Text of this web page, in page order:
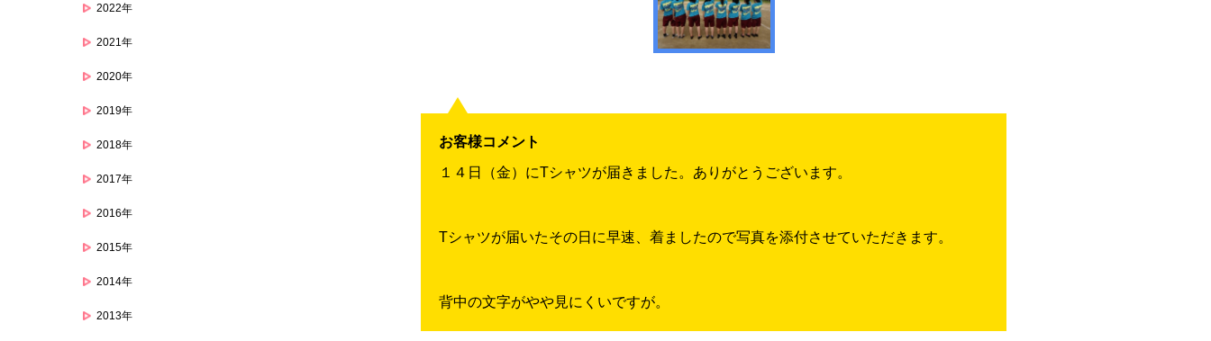
2022年
2021年
2020年
2019年
2018年
2017年
2016年
2015年
2014年
2013年
お客様コメント
１４日（金）にTシャツが届きました。ありがとうございます。
Tシャツが届いたその日に早速、着ましたので写真を添付させていただきます。
背中の文字がやや見にくいですが。